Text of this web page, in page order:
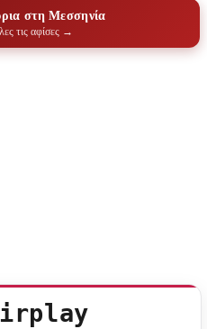
στη Μεσσηνία
τις αφίσες →